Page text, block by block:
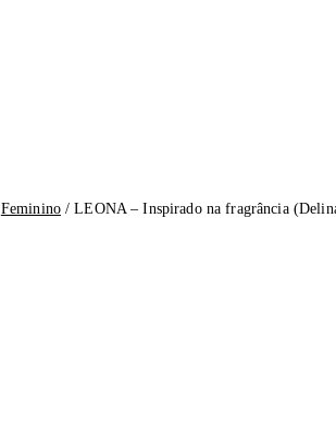
Feminino/ LEONA – Inspirado na fragrância